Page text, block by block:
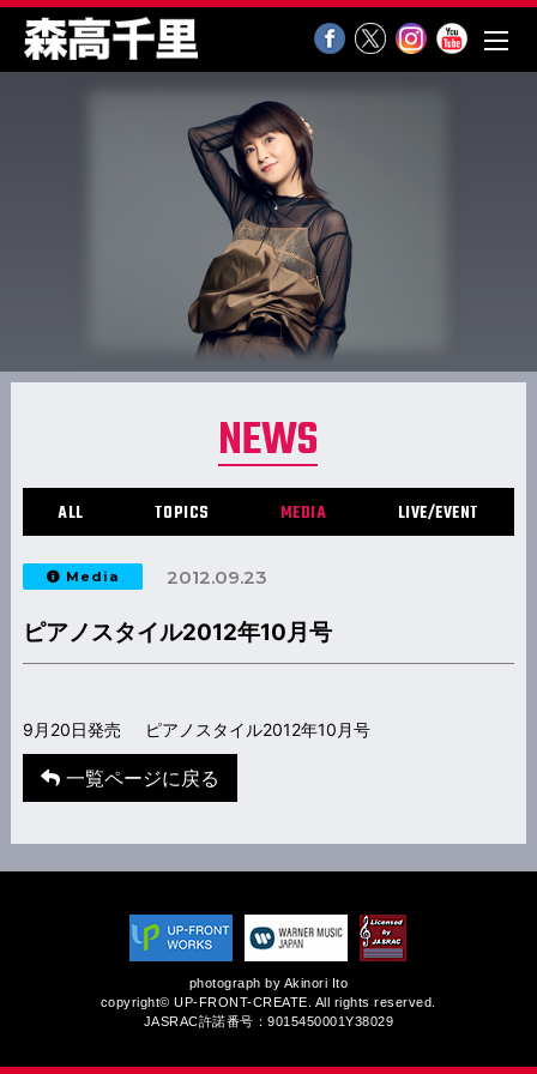
NEWS
ALL TOPICS MEDIA LIVE/EVENT
Media 2012.09.23
ピアノスタイル2012年10月号
9月20日発売 ピアノスタイル2012年10月号
一覧ページに戻る
photograph by Akinori Ito
copyright© UP-FRONT-CREATE. All rights reserved.
JASRAC許諾番号：9015450001Y38029